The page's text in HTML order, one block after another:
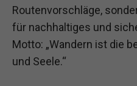
Routenvorschläge,
für nachhaltiges und
Motto: „Wandern ist die
und Seele.“